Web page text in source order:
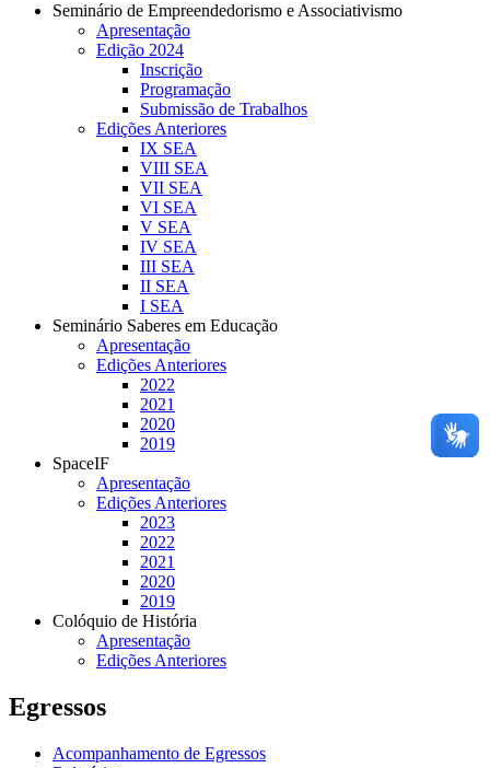
Seminário de Empreendedorismo e Associativismo
Apresentação
Edição 2024
Inscrição
Programação
Submissão de Trabalhos
Edições Anteriores
IX SEA
VIII SEA
VII SEA
VI SEA
V SEA
IV SEA
III SEA
II SEA
I SEA
Seminário Saberes em Educação
Apresentação
Edições Anteriores
2022
2021
2020
2019
SpaceIF
Apresentação
Edições Anteriores
2023
2022
2021
2020
2019
Colóquio de História
Apresentação
Edições Anteriores
Egressos
Acompanhamento de Egressos